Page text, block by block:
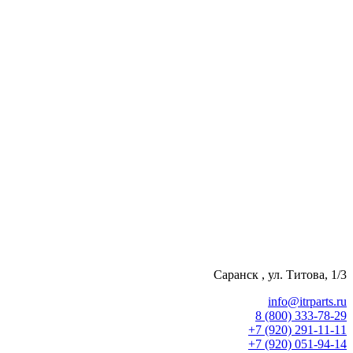
Саранск , ул. Титова, 1/3
info@itrparts.ru
8 (800) 333-78-29
‪+7 (920) 291-11-11
+7 (920) 051-94-14